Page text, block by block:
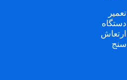
تعمیر
دستگاه
ارتعاش
سنج